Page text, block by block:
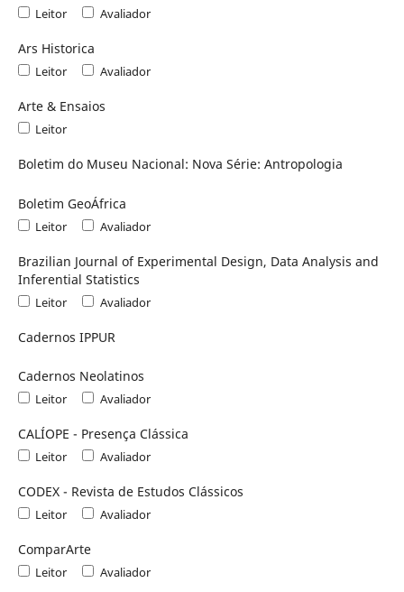
Leitor Avaliador
Ars Historica
Leitor Avaliador
Arte & Ensaios
Leitor
Boletim do Museu Nacional: Nova Série: Antropologia
Boletim GeoÁfrica
Leitor Avaliador
Brazilian Journal of Experimental Design, Data Analysis and
Inferential Statistics
Leitor Avaliador
Cadernos IPPUR
Cadernos Neolatinos
Leitor Avaliador
CALÍOPE - Presença Clássica
Leitor Avaliador
CODEX - Revista de Estudos Clássicos
Leitor Avaliador
ComparArte
Leitor Avaliador